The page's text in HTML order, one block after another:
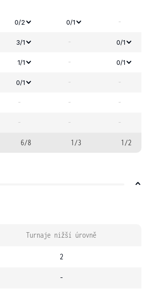
0/2 0/1 -
3/1 - 0/1
1/1 - 0/1
0/1 - -
- - -
- - -
6/8 1/3 1/2
Turnaje nižší úrovně
2
-